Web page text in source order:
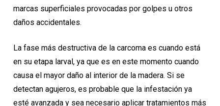
marcas superficiales provocadas por golpes u otros
daños accidentales.
La fase más destructiva de la carcoma es cuando está
en su etapa larval, ya que es en este momento cuando
causa el mayor daño al interior de la madera. Si se
detectan agujeros, es probable que la infestación ya
esté avanzada y sea necesario aplicar tratamientos más